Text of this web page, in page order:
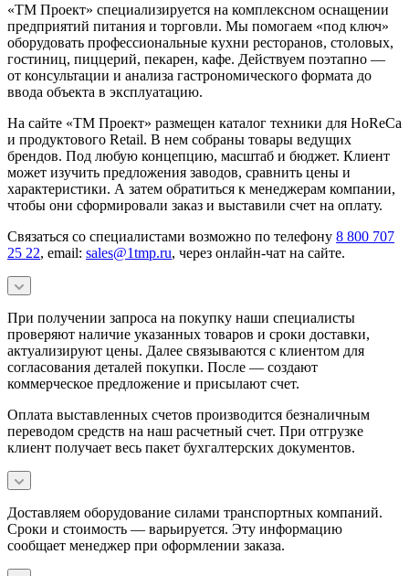
«ТМ Проект» специализируется на комплексном оснащении
предприятий питания и торговли. Мы помогаем «под ключ»
оборудовать профессиональные кухни ресторанов, столовых,
гостиниц, пиццерий, пекарен, кафе. Действуем поэтапно —
от консультации и анализа гастрономического формата до
ввода объекта в эксплуатацию.
На сайте «ТМ Проект» размещен каталог техники для HoReCa
и продуктового Retail. В нем собраны товары ведущих
брендов. Под любую концепцию, масштаб и бюджет. Клиент
может изучить предложения заводов, сравнить цены и
характеристики. А затем обратиться к менеджерам компании,
чтобы они сформировали заказ и выставили счет на оплату.
Связаться со специалистами возможно по телефону 8 800 707
25 22, email: sales@1tmp.ru, через онлайн-чат на сайте.
При получении запроса на покупку наши специалисты
проверяют наличие указанных товаров и сроки доставки,
актуализируют цены. Далее связываются с клиентом для
согласования деталей покупки. После — создают
коммерческое предложение и присылают счет.
Оплата выставленных счетов производится безналичным
переводом средств на наш расчетный счет. При отгрузке
клиент получает весь пакет бухгалтерских документов.
Доставляем оборудование силами транспортных компаний.
Сроки и стоимость — варьируется. Эту информацию
сообщает менеджер при оформлении заказа.